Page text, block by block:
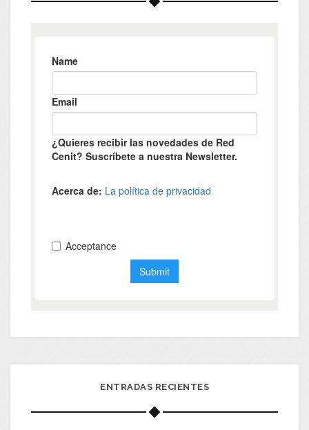
ENTRADAS RECIENTES